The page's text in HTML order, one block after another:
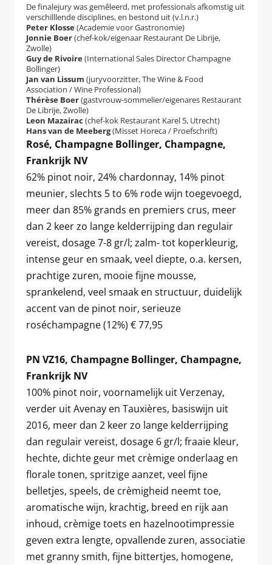
De finalejury was gemêleerd, met professionals afkomstig uit
verschilllende disciplines, en bestond uit (v.l.n.r.)
Peter Klosse(Academie voor Gastronomie)
Jonnie Boer(chef-kok/eigenaar Restaurant De Librije,
Zwolle)
Guy de Rivoire(International Sales Director Champagne
Bollinger)
Jan van Lissum (juryvoorzitter, The Wine & Food
Association / Wine Professional)
Thérèse Boer(gastvrouw-sommelier/eigenares Restaurant
De Librije, Zwolle)
Leon Mazairac (chef-kok Restaurant Karel 5, Utrecht)
Hans van de Meeberg(Misset Horeca / Proefschrift)
Rosé, Champagne Bollinger, Champagne,
Frankrijk NV
62% pinot noir, 24% chardonnay, 14% pinot
meunier, slechts 5 to 6% rode wijn toegevoegd,
meer dan 85% grands en premiers crus, meer
dan 2 keer zo lange kelderrijping dan regulair
vereist, dosage 7-8 gr/l; zalm- tot koperkleurig,
intense geur en smaak, veel diepte, o.a. kersen,
prachtige zuren, mooie fijne mousse,
sprankelend, veel smaak en structuur, duidelijk
accent van de pinot noir, serieuze
roséchampagne (12%) € 77,95
PN VZ16, Champagne Bollinger, Champagne,
Frankrijk NV
100% pinot noir, voornamelijk uit Verzenay,
verder uit Avenay en Tauxières, basiswijn uit
2016, meer dan 2 keer zo lange kelderrijping
dan regulair vereist, dosage 6 gr/l; fraaie kleur,
hechte, dichte geur met crèmige onderlaag en
florale tonen, spritzige aanzet, veel fijne
belletjes, speels, de crèmigheid neemt toe,
aromatische wijn, krachtig, breed en rijk aan
inhoud, crèmige toets en hazelnootimpressie
geven extra lengte, opvallende zuren, associatie
met granny smith, fijne bittertjes, homogene,